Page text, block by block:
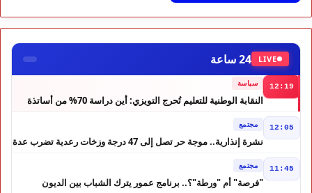
LIVE 24 ساعة
12:19 سياسة
النقابة الوطنية للتعليم تُحرج التويزي: أين دراسة 70% من أساتذة
12:05 مجتمع
نشرة إنذارية.. موجة حر تصل إلى 47 درجة وزخات رعدية تضرب عدة
11:45 مجتمع
"فرصة" أم "ورطة"؟.. برنامج عمور يترك الشباب بين الديون